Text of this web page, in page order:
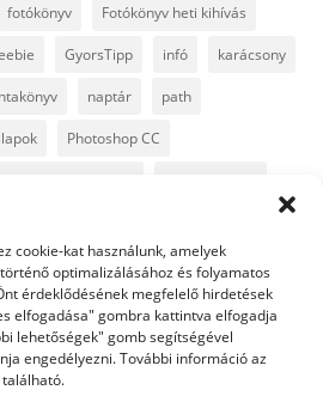
cookie-kat használunk, amelyek
optimalizálásához és folyamatos
érdeklődésének megfelelő hirdetések
elfogadása" gombra kattintva elfogadja
lehetőségek" gomb segítségével
engedélyezni. További információ az
fotókönyv Fotókönyv heti kihívás
GyorsTipp infó karácsony
naptár path
Photoshop CC
text Topaz trükkök